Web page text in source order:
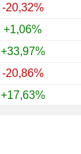
-20,32%
+1,06%
+33,97%
-20,86%
+17,63%